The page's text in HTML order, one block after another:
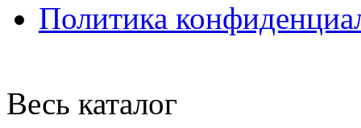
Политика
Весь каталог